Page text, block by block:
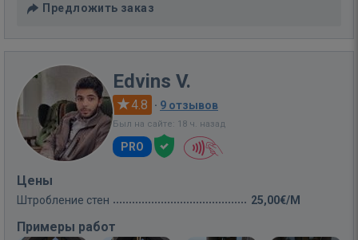
Предложить заказ
Edvins V.
4.8 · 9 отзывов
Был на сайте: 18 ч. назад
PRO
Цены
Штробление стен 25,00€/M
Примеры работ